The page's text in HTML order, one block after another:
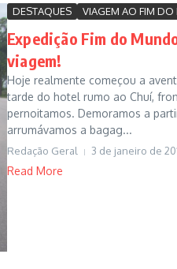
DESTAQUES VIAGEM AO FIM
Expedição Fim do
viagem!
Hoje realmente começou a
tarde do hotel rumo ao Chuí,
pernoitamos. Demoramos a
arrumávamos a bagag...
Redação Geral 3 de janeiro de
Read More